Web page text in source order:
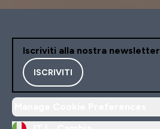
Iscriviti alla nostra newsletter
ISCRIVITI